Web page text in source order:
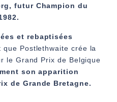
futur Champion du
et rebaptisées
que Postlethwaite crée la
le Grand Prix de Belgique
son apparition
de Grande Bretagne.